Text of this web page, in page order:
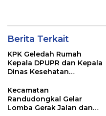
Berita Terkait
KPK Geledah Rumah
Kepala DPUPR dan Kepala
Dinas Kesehatan
Kecamatan
Randudongkal Gelar
Lomba Gerak Jalan dan